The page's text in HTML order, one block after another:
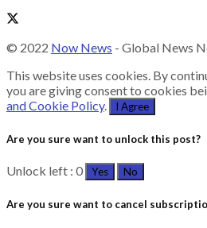
© 2022 Now News - Global News
This website uses cookies. By
you are giving consent to cookies
and Cookie Policy. I Agree
Are you sure want to unlock this post?
Unlock left : 0 Yes No
Are you sure want to cancel